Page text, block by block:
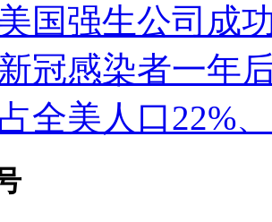
美国强生公司成
新冠感染者一年
占全美人口22%